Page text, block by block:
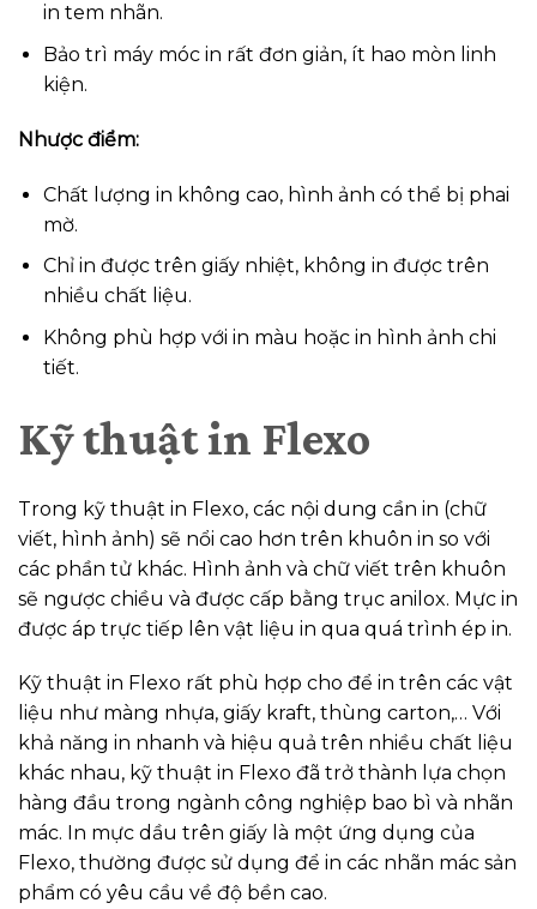
in tem nhãn.
Bảo trì máy móc in rất đơn giản, ít hao mòn linh
kiện.
Nhược điểm:
Chất lượng in không cao, hình ảnh có thể bị phai
mờ.
Chỉ in được trên giấy nhiệt, không in được trên
nhiều chất liệu.
Không phù hợp với in màu hoặc in hình ảnh chi
tiết.
Kỹ thuật in Flexo
Trong kỹ thuật in Flexo, các nội dung cần in (chữ
viết, hình ảnh) sẽ nổi cao hơn trên khuôn in so với
các phần tử khác. Hình ảnh và chữ viết trên khuôn
sẽ ngược chiều và được cấp bằng trục anilox. Mực in
được áp trực tiếp lên vật liệu in qua quá trình ép in.
Kỹ thuật in Flexo rất phù hợp cho để in trên các vật
liệu như màng nhựa, giấy kraft, thùng carton,… Với
khả năng in nhanh và hiệu quả trên nhiều chất liệu
khác nhau, kỹ thuật in Flexo đã trở thành lựa chọn
hàng đầu trong ngành công nghiệp bao bì và nhãn
mác. In mực dầu trên giấy là một ứng dụng của
Flexo, thường được sử dụng để in các nhãn mác sản
phẩm có yêu cầu về độ bền cao.